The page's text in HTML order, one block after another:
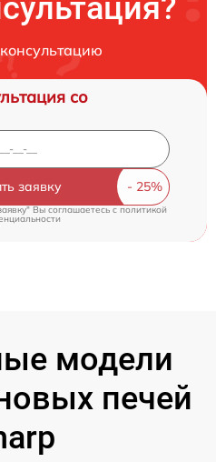
со
заявку
Вы соглашаетесь cполитикой
модели
печей